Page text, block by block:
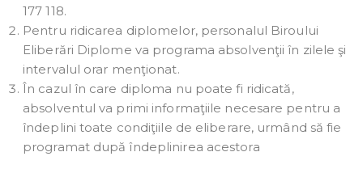
177 118.
Pentru ridicarea diplomelor, personalul Biroului
Eliberări Diplome va programa absolvenţii în zilele şi
intervalul orar menţionat.
În cazul în care diploma nu poate fi ridicată,
absolventul va primi informaţiile necesare pentru a
îndeplini toate condiţiile de eliberare, urmând să fie
programat după îndeplinirea acestora